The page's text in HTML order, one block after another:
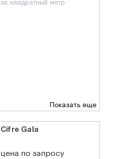
за квадратный метр
Показать еще
Cifre Gala
цена по запросу